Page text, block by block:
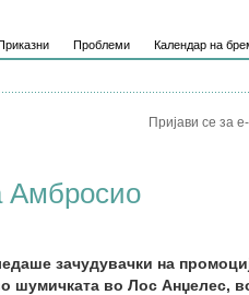
Проблеми Календар на
Пријави се за
Амбросио
зачудувачки на
шумичката во Лос Анџелес,